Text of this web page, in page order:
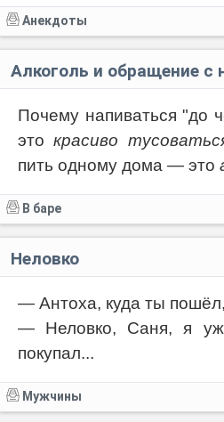
Анекдоты
Алкоголь и обращение с
Почему напиваться "до
этокрасиво
пить одному дома — это
В баре
Неловко
— Антоха, куда ты
— Неловко, Саня, я
покупал...
Мужчины